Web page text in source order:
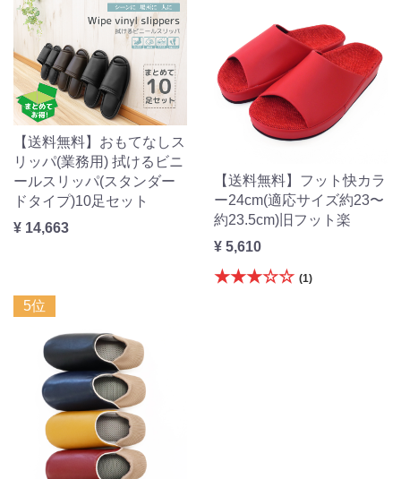
【送料無料】おもてなしス
リッパ(業務用) 拭けるビニ
ールスリッパ(スタンダー
ドタイプ)10足セット
¥ 14,663
【送料無料】フット快カラ
ー24cm(適応サイズ約23〜
約23.5cm)旧フット楽
¥ 5,610
★★★☆☆ (1)
5位